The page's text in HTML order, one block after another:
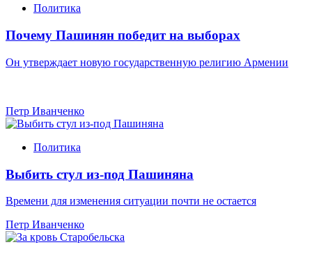
Политика
Почему Пашинян победит на выборах
Он утверждает новую государственную религию Армении
Петр Иванченко
Политика
Выбить стул из-под Пашиняна
Времени для изменения ситуации почти не остается
Петр Иванченко